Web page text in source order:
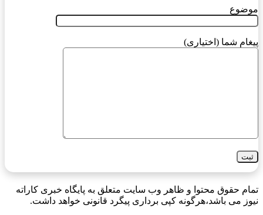
موضوع
پیغام شما (اختیاری)
تمام حقوق محتوا و ظاهر وب سایت متعلق به پایگاه خبری کاراته
نیوز می باشد،هرگونه کپی برداری پیگرد قانونی خواهد داشت.